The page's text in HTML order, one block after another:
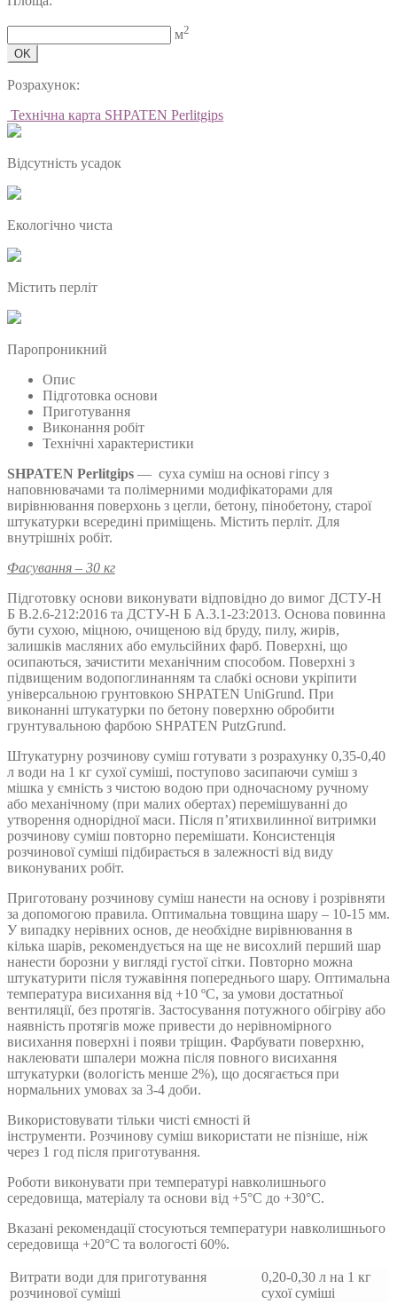
м2
OK
Розрахунок:
Технічна карта SHPATEN Perlitgips
Відсутність усадок
Екологічно чиста
Містить перліт
Паропроникний
Опис
Підготовка основи
Приготування
Виконання робіт
Технічні характеристики
SHPATEN Perlitgips — суха суміш на основі гіпсу з
наповнювачами та полімерними модифікаторами для
вирівнювання поверхонь з цегли, бетону, пінобетону, старої
штукатурки всередині приміщень. Містить перліт. Для
внутрішніх робіт.
Фасування – 30 кг
Підготовку основи виконувати відповідно до вимог ДСТУ-Н
Б В.2.6-212:2016 та ДСТУ-Н Б А.3.1-23:2013. Основа повинна
бути сухою, міцною, очищеною від бруду, пилу, жирів,
залишків масляних або емульсійних фарб. Поверхні, що
осипаються, зачистити механічним способом. Поверхні з
підвищеним водопоглинанням та слабкі основи укріпити
універсальною грунтовкою SHPATEN UniGrund. При
виконанні штукатурки по бетону поверхню обробити
грунтувальною фарбою SHPATEN PutzGrund.
Штукатурну розчинову суміш готувати з розрахунку 0,35-0,40
л води на 1 кг сухої суміші, поступово засипаючи суміш з
мішка у ємність з чистою водою при одночасному ручному
або механічному (при малих обертах) перемішуванні до
утворення однорідної маси. Після п’ятихвилинної витримки
розчинову суміш повторно перемішати. Консистенція
розчинової суміші підбирається в залежності від виду
виконуваних робіт.
Приготовану розчинову суміш нанести на основу і розрівняти
за допомогою правила. Оптимальна товщина шару – 10-15 мм.
У випадку нерівних основ, де необхідне вирівнювання в
кілька шарів, рекомендується на ще не висохлий перший шар
нанести борозни у вигляді густої сітки. Повторно можна
штукатурити після тужавіння попереднього шару. Оптимальна
температура висихання від +10 ºС, за умови достатньої
вентиляції, без протягів. Застосування потужного обігріву або
наявність протягів може привести до нерівномірного
висихання поверхні і появи тріщин. Фарбувати поверхню,
наклеювати шпалери можна після повного висихання
штукатурки (вологість менше 2%), що досягається при
нормальних умовах за 3-4 доби.
Використовувати тільки чисті ємності й
інструменти. Розчинову суміш використати не пізніше, ніж
через 1 год після приготування.
Роботи виконувати при температурі навколишнього
середовища, матеріалу та основи від +5°С до +30°С.
Вказані рекомендації стосуються температури навколишнього
середовища +20°С та вологості 60%.
Витрати води для приготування
розчинової суміші
0,20-0,30 л на 1 кг
сухої суміші